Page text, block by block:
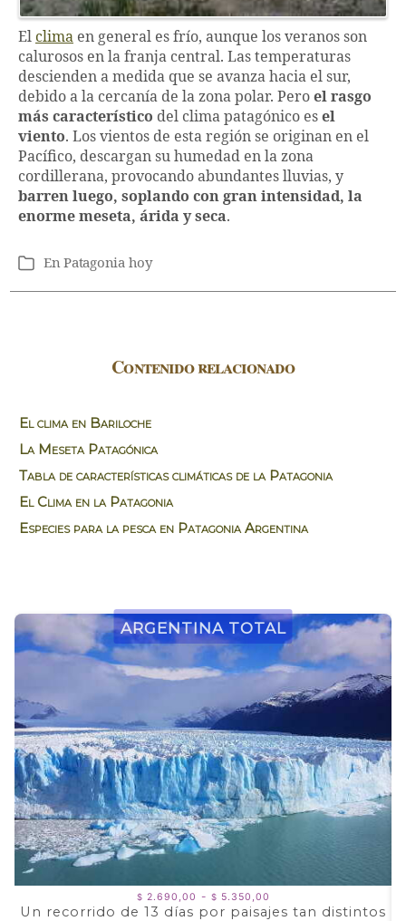
El clima en general es frío, aunque los veranos son
calurosos en la franja central. Las temperaturas
descienden a medida que se avanza hacia el sur,
debido a la cercanía de la zona polar. Pero el rasgo
más característico del clima patagónico es el
viento. Los vientos de esta región se originan en el
Pacífico, descargan su humedad en la zona
cordillerana, provocando abundantes lluvias, y
barren luego, soplando con gran intensidad, la
enorme meseta, árida y seca.
Categorías
EnPatagonia hoy
Contenido relacionado
El clima en Bariloche
La Meseta Patagónica
Tabla de características climáticas de la Patagonia
El Clima en la Patagonia
Especies para la pesca en Patagonia Argentina
Argentina Total
$ 2.690,00 - $ 5.350,00
de
precios:
Un recorrido de 13 días por paisajes tan distintos